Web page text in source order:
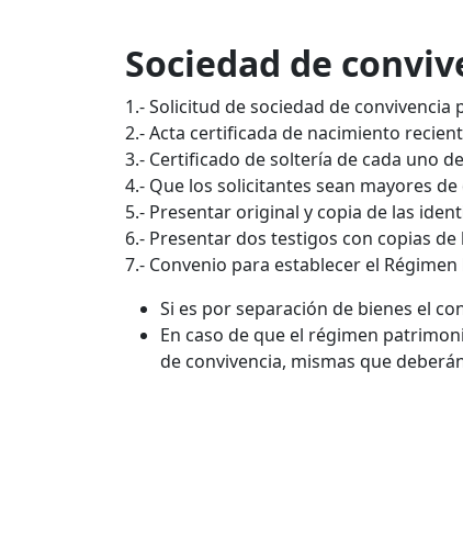
Sociedad de
1.- Solicitud de sociedad de
2.- Acta certificada de nacimiento
3.- Certificado de soltería de cada uno
4.- Que los solicitantes sean mayores de
5.- Presentar original y copia de las
6.- Presentar dos testigos con copias
7.- Convenio para establecer el
Si es por separación de bienes el
En caso de que el régimen
de convivencia, mismas que